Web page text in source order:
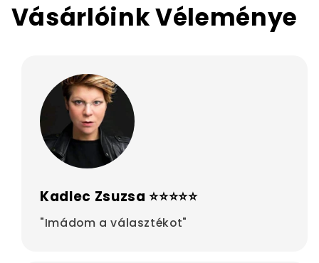
Vásárlóink Véleménye
Kadlec Zsuzsa ⭐⭐⭐⭐⭐
"Imádom a választékot"